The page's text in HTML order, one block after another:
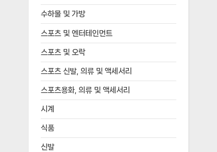
수하물 및 가방
스포츠 및 엔터테인먼트
스포츠 및 오락
스포츠 신발, 의류 및 액세서리
스포츠용화, 의류 및 액세서리
시계
식품
신발